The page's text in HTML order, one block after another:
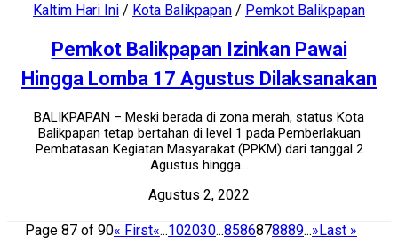
Kaltim Hari Ini / Kota Balikpapan / Pemkot Balikpapan
Pemkot Balikpapan Izinkan Pawai
Hingga Lomba 17 Agustus Dilaksanakan
BALIKPAPAN – Meski berada di zona merah, status Kota
Balikpapan tetap bertahan di level 1 pada Pemberlakuan
Pembatasan Kegiatan Masyarakat (PPKM) dari tanggal 2
Agustus hingga...
Agustus 2, 2022
Page 87 of 90« First«...102030...8586878889...» Last »